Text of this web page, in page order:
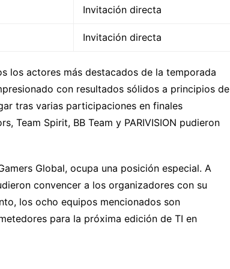
Invitación directa
Invitación directa
los actores más destacados de la temporada
con resultados sólidos a principios de
tras varias participaciones en finales
Team Spirit, BB Team y PARIVISION pudieron
Global, ocupa una posición especial. A
convencer a los organizadores con su
los ocho equipos mencionados son
para la próxima edición de TI en